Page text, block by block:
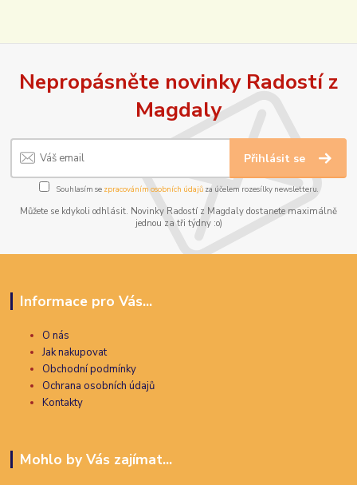
Nepropásněte novinky Radostí z
Magdaly
Přihlásit se
Souhlasím se zpracováním osobních údajůza účelem rozesílky newsletteru.
Můžete se kdykoli odhlásit. Novinky Radostí z Magdaly dostanete maximálně
jednou za tři týdny :o)
Informace pro Vás...
O nás
Jak nakupovat
Obchodní podmínky
Ochrana osobních údajů
Kontakty
Mohlo by Vás zajímat...